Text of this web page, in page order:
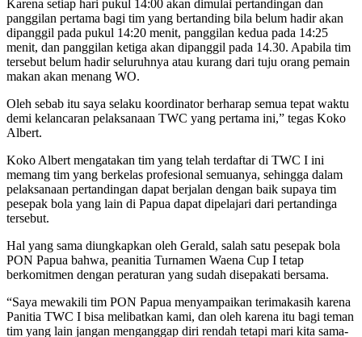
Karena setiap hari pukul 14:00 akan dimulai pertandingan dan
panggilan pertama bagi tim yang bertanding bila belum hadir akan
dipanggil pada pukul 14:20 menit, panggilan kedua pada 14:25
menit, dan panggilan ketiga akan dipanggil pada 14.30. Apabila tim
tersebut belum hadir seluruhnya atau kurang dari tuju orang pemain
makan akan menang WO.
Oleh sebab itu saya selaku koordinator berharap semua tepat waktu
demi kelancaran pelaksanaan TWC yang pertama ini,” tegas Koko
Albert.
Koko Albert mengatakan tim yang telah terdaftar di TWC I ini
memang tim yang berkelas profesional semuanya, sehingga dalam
pelaksanaan pertandingan dapat berjalan dengan baik supaya tim
pesepak bola yang lain di Papua dapat dipelajari dari pertandinga
tersebut.
Hal yang sama diungkapkan oleh Gerald, salah satu pesepak bola
PON Papua bahwa, peanitia Turnamen Waena Cup I tetap
berkomitmen dengan peraturan yang sudah disepakati bersama.
“Saya mewakili tim PON Papua menyampaikan terimakasih karena
Panitia TWC I bisa melibatkan kami, dan oleh karena itu bagi teman
tim yang lain jangan menganggap diri rendah tetapi mari kita sama-